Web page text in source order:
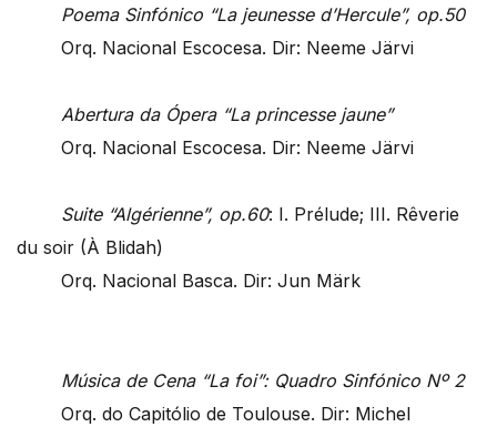
Poema Sinfónico “La jeunesse d’Hercule”, op.50
Orq. Nacional Escocesa. Dir: Neeme Järvi
Abertura da Ópera “La princesse jaune”
Orq. Nacional Escocesa. Dir: Neeme Järvi
Suite “Algérienne”, op.60: I. Prélude; III. Rêverie
du soir (À Blidah)
Orq. Nacional Basca. Dir: Jun Märk
Música de Cena “La foi”: Quadro Sinfónico Nº 2
Orq. do Capitólio de Toulouse. Dir: Michel